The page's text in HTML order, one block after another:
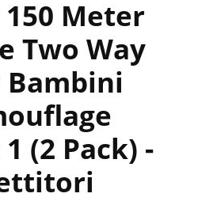
Meter
Two Way
Bambini
(2 Pack) -